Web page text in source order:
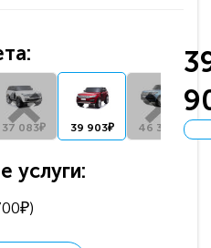
37 083₽ 39 903₽ 46 361₽
услуги: